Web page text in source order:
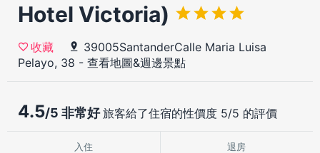
Hotel Victoria)
收藏
39005SantanderCalle Maria Luisa
Pelayo, 38 - 查看地圖&週邊景點
4.5/5 非常好旅客給了住宿的性價度 5/5 的評價
入住 退房